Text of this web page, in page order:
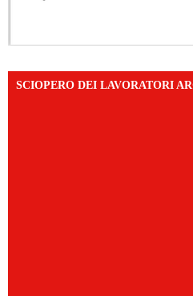
SCIOPERO DEI LAVORATORI